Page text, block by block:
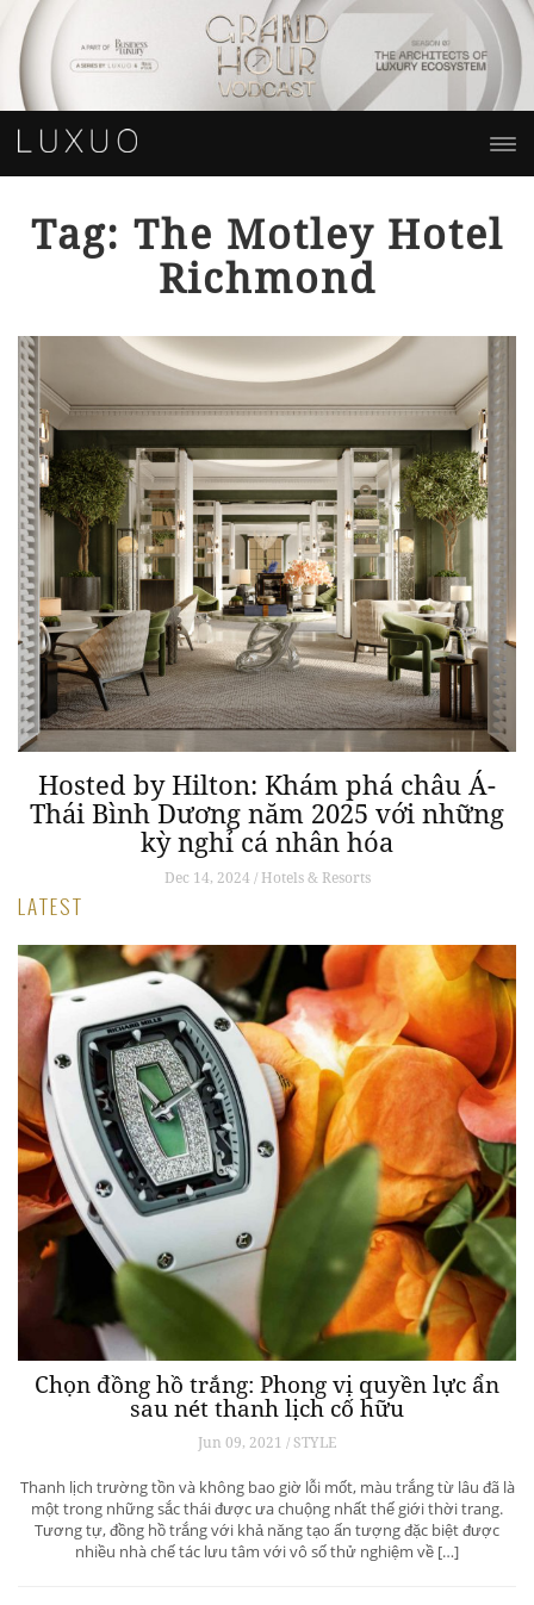
Tag: The Motley Hotel
Richmond
Hosted by Hilton: Khám phá châu Á-
Thái Bình Dương năm 2025 với những
kỳ nghỉ cá nhân hóa
Dec 14, 2024 / Hotels & Resorts
LATEST
Chọn đồng hồ trắng: Phong vị quyền lực ẩn
sau nét thanh lịch cố hữu
Jun 09, 2021 / STYLE
Thanh lịch trường tồn và không bao giờ lỗi mốt, màu trắng từ lâu đã là
một trong những sắc thái được ưa chuộng nhất thế giới thời trang.
Tương tự, đồng hồ trắng với khả năng tạo ấn tượng đặc biệt được
nhiều nhà chế tác lưu tâm với vô số thử nghiệm về […]